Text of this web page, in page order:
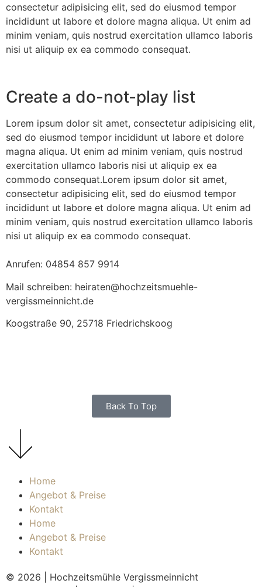
consectetur adipisicing elit, sed do eiusmod tempor
incididunt ut labore et dolore magna aliqua. Ut enim ad
minim veniam, quis nostrud exercitation ullamco laboris
nisi ut aliquip ex ea commodo consequat.
Create a do-not-play list
Lorem ipsum dolor sit amet, consectetur adipisicing elit,
sed do eiusmod tempor incididunt ut labore et dolore
magna aliqua. Ut enim ad minim veniam, quis nostrud
exercitation ullamco laboris nisi ut aliquip ex ea
commodo consequat.Lorem ipsum dolor sit amet,
consectetur adipisicing elit, sed do eiusmod tempor
incididunt ut labore et dolore magna aliqua. Ut enim ad
minim veniam, quis nostrud exercitation ullamco laboris
nisi ut aliquip ex ea commodo consequat.
Anrufen: 04854 857 9914
Mail schreiben: heiraten@hochzeitsmuehle-
vergissmeinnicht.de
Koogstraße 90, 25718 Friedrichskoog
Back To Top
Home
Angebot & Preise
Kontakt
Home
Angebot & Preise
Kontakt
© 2026 | Hochzeitsmühle Vergissmeinnicht